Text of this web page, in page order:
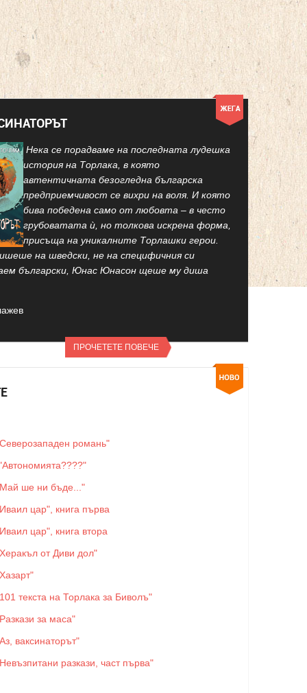
Нека се порадваме на последната лудешка
история на Торлака, в която
автентичната безогледна българска
предприемчивост се вихри на воля. И която
бива победена само от любовта – в често
грубоватата ѝ, но толкова искрена форма,
присъща на уникалните Торлашки герои.
на шведски, не на специфичния си
български, Юнас Юнасон щеше му диша
ПРОЧЕТЕТЕ ПОВЕЧЕ
романь"
ше ни бъде..."
цар", книга първа
цар", книга втора
от Диви дол"
текста на Торлака за Биволъ"
за маса"
ваксинаторът"
разкази, част първа"